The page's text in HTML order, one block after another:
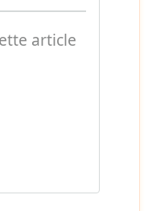
article